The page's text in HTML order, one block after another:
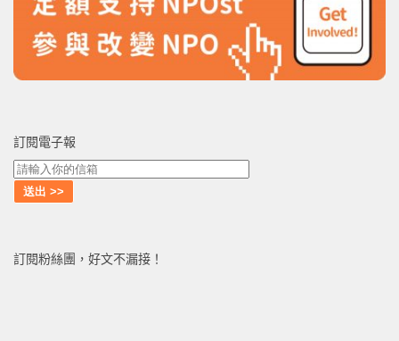
訂閱電子報
訂閱粉絲團，好文不漏接！